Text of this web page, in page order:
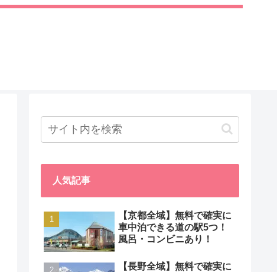
人気記事
【京都全域】無料で確実に
車中泊できる道の駅5つ！
風呂・コンビニあり！
【長野全域】無料で確実に